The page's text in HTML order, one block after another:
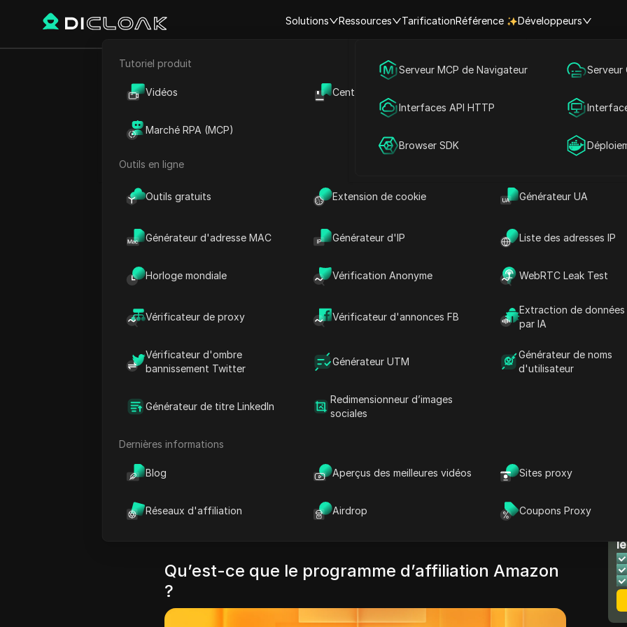
Solutions
E-commerce Marketing des médias sociaux
Publicité
Partage de compte
Ressources
Tutoriel produit
Vidéos Centre d'aide
Marché RPA (MCP)
Outils en ligne
Outils gratuits Extension de cookie Générateur UA
Générateur d'adresse MAC Générateur d'IP Liste des adresses IP
Horloge mondiale Vérification Anonyme WebRTC Leak Test
Vérificateur de proxy Vérificateur d'annonces FB
Extraction de données
par IA
Vérificateur d'ombre
bannissement Twitter
Générateur UTM
Générateur de noms
d'utilisateur
Générateur de titre LinkedIn
Redimensionneur d’images
sociales
Dernières informations
Blog Aperçus des meilleures vidéos Sites proxy
Réseaux d'affiliation Airdrop Coupons Proxy
TarificationRéférence Développeurs
Serveur MCP de Navigateur Serveur
Interfaces API HTTP
Browser SDK
Retour
Guide complet du programme
Amazon 2025 : comment démarrer et
revenu
Avec des millions de produits disponibles pour la promotion et la crédibilité
de l’une des plus grandes plateformes de commerce électronique au
monde, le programme d’affiliation d’Amazon offre des opportunités
uniques à tous ceux qui cherchent à monétiser leur présence en ligne.
quelqu’un qui cherche à gagner un revenu supplémentaire, le programme
l’argent en recommandant des produits auxquels vous croyez.
d’affiliation Amazon, notamment son fonctionnement, comment rejoindre
le programme d’affiliation Amazon et combien gagnent les affiliés
Amazon. Nous vous proposerons également des conseils pour augmenter
vos revenus. Que vous débutiez ou que vous cherchiez à optimiser vos
efforts de marketing d’affiliation, ce guide vous fournira les outils et les
Qu’est-ce que le programme d’affiliation Amazon
?